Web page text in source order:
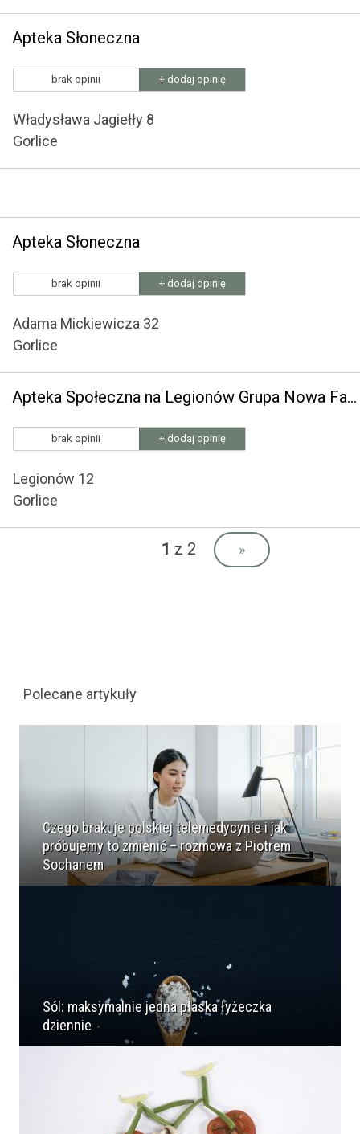
Apteka Słoneczna
brak opinii + dodaj opinię
Władysława Jagiełły 8
Gorlice
Apteka Słoneczna
brak opinii + dodaj opinię
Adama Mickiewicza 32
Gorlice
Apteka Społeczna na Legionów Grupa Nowa Farmacja
brak opinii + dodaj opinię
Legionów 12
Gorlice
1 z 2 »
Polecane artykuły
Czego brakuje polskiej telemedycynie i jak
próbujemy to zmienić – rozmowa z Piotrem
Sochanem
Sól: maksymalnie jedna płaska łyżeczka
dziennie